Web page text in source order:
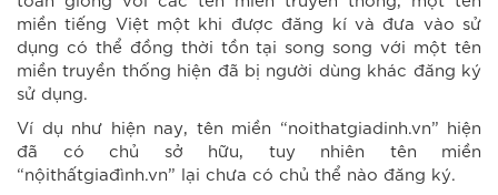
miền tiếng Việt một khi được đăng kí và đưa vào sử
dụng có thể đồng thời tồn tại song song với một tên
miền truyền thống hiện đã bị người dùng khác đăng ký
sử dụng.
Ví dụ như hiện nay, tên miền “noithatgiadinh.vn” hiện
đã có chủ sở hữu, tuy nhiên tên miền
“nộithấtgiađình.vn” lại chưa có chủ thể nào đăng ký.